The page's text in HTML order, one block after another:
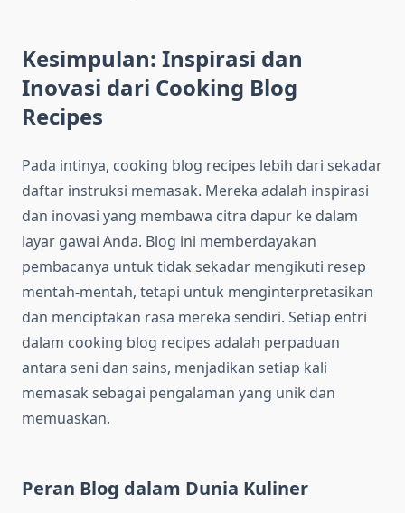
Kesimpulan: Inspirasi dan
Inovasi dari Cooking Blog
Recipes
Pada intinya, cooking blog recipes lebih dari sekadar
daftar instruksi memasak. Mereka adalah inspirasi
dan inovasi yang membawa citra dapur ke dalam
layar gawai Anda. Blog ini memberdayakan
pembacanya untuk tidak sekadar mengikuti resep
mentah-mentah, tetapi untuk menginterpretasikan
dan menciptakan rasa mereka sendiri. Setiap entri
dalam cooking blog recipes adalah perpaduan
antara seni dan sains, menjadikan setiap kali
memasak sebagai pengalaman yang unik dan
memuaskan.
Peran Blog dalam Dunia Kuliner